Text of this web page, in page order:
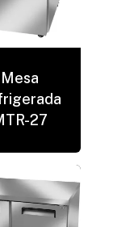
el carrito.
Mesa
27